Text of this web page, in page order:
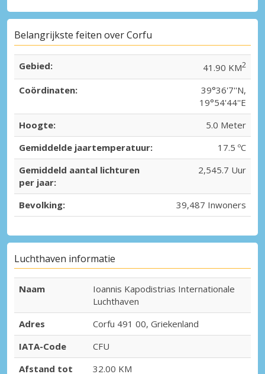
Belangrijkste feiten over Corfu
Gebied: 41.90 KM2
Coördinaten:
39°36'7''N,
19°54'44''E
Hoogte:
5.0 Meter
Gemiddelde jaartemperatuur:
17.5 ºC
Gemiddeld aantal lichturen
per jaar:
2,545.7 Uur
Bevolking: 39,487 Inwoners
Luchthaven informatie
Naam
Ioannis Kapodistrias Internationale
Luchthaven
Adres
Corfu 491 00, Griekenland
IATA-Code
CFU
Afstand tot
32.00 KM